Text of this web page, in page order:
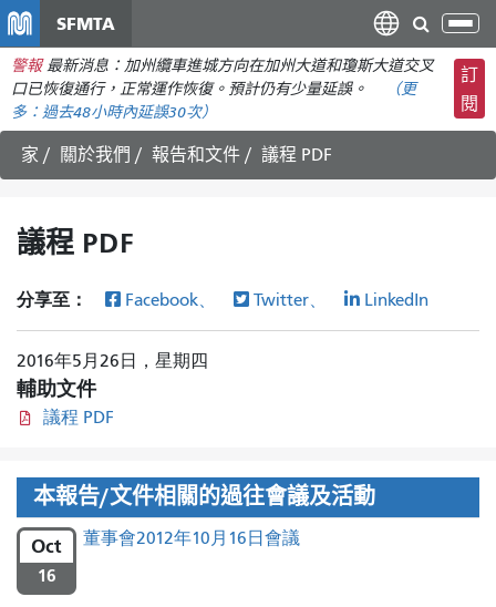
主
要
容
SFMTA
切
換
導
航
警報 最新消息：加州纜車進城方向在加州大道和瓊斯大道交叉
口已恢復通行，正常運作恢復。預計仍有少量延誤。
（更
多： 過去48小時內延誤30次）
訂
閱
家 關於我們 報告和文件 議程 PDF
議程 PDF
分享至： Facebook、 Twitter、 LinkedIn
2016年5月26日，星期四
輔助文件
議程 PDF
本報告/文件相關的過往會議及活動
Oct
16
董事會2012年10月16日會議